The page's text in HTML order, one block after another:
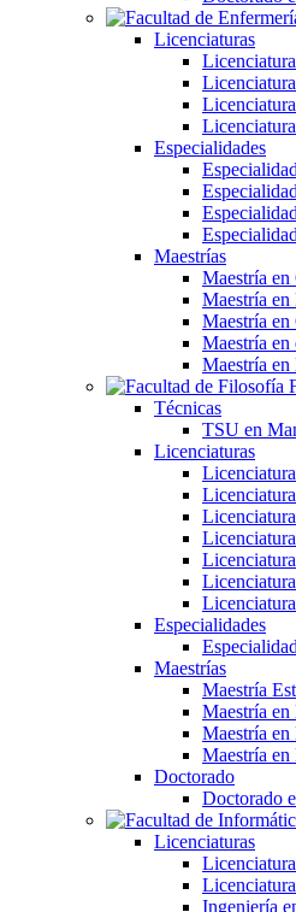
Licenciaturas
Especialidades
Maestrías
Maestría en
Maestría en
Maestría
Maestría
Maestría
Técnicas
TSU en
Licenciaturas
Especialidades
Maestrías
Maestría
Maestría
Maestría
Maestría
Doctorado
Doctorado
Licenciaturas
Ingeniería